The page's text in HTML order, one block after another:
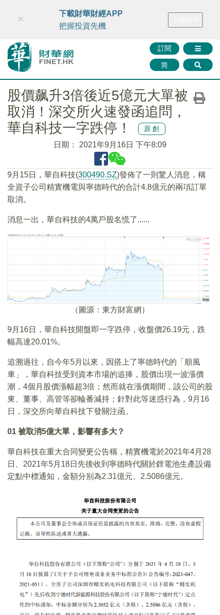
財華智庫網 FINTV FINMETA 財華證券 媒體矩陣
訂閱
简
×
下載財華財經APP
把握投資先機
股價飙升3倍後近5億元大單被
取消！深交所火速發函追問，
華自科技一字跌停！
原創
日期： 2021年9月16日 下午8:09
9月15日，華自科技(300490.SZ)發佈了一則驚人消息，稱
全資子公司精實機電與寧德時代的合計4.8億元的兩項訂單
取消。
消息一出，華自科技的4萬戶股名慌了......
（圖源：東方財富網）
9月16日，華自科技開盤即一字跌停，收盤價26.19元，跌
幅高達20.01%。
追溯過往，自今年5月以來，因搭上了寧德時代的「順風
車」，華自科技受到資本市場的追捧，股價出現一波漲價
潮，4個月股價漲幅超3倍；然而就在漲價期間，該公司的股
東、董事、高管等卻輪番減持；針對此等迷惑行為，9月16
日，深交所向華自科技下發關注函。
01 被取消5億大單，影響有多大？
華自科技在重大合同變更公告稱，精實機電於2021年4月28
日、2021年5月18日先後收到寧德時代關於鋰電池生產設備
定點中標通知，金額分别為2.31億元、2.5086億元。